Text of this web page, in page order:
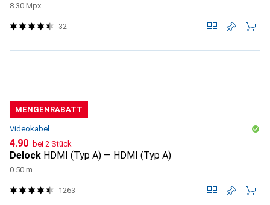
8.30 Mpx
32
MENGENRABATT
Videokabel
CHF
4.90 bei 2 Stück
Delock HDMI (Typ A) — HDMI (Typ A)
0.50 m
1263